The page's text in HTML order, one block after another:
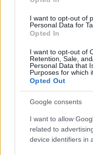
grant or deny consent
consent section.
I want to opt-out of
Personal Data for
Opted In
I want to opt-out of
Retention, Sale,
Personal Data that
Purposes for which
Opted Out
Google consents
I want to allow
related to
device identifiers in